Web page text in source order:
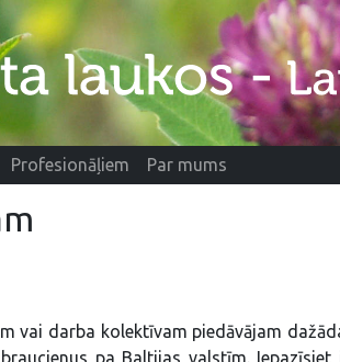
Profesionāļiem Par mums
vai darba kolektīvam piedāvājam
pa Baltijas valstīm. Iepazīsiet